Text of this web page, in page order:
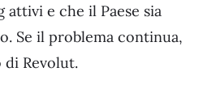
attivi e che il Paese sia
Se il problema continua,
Revolut.